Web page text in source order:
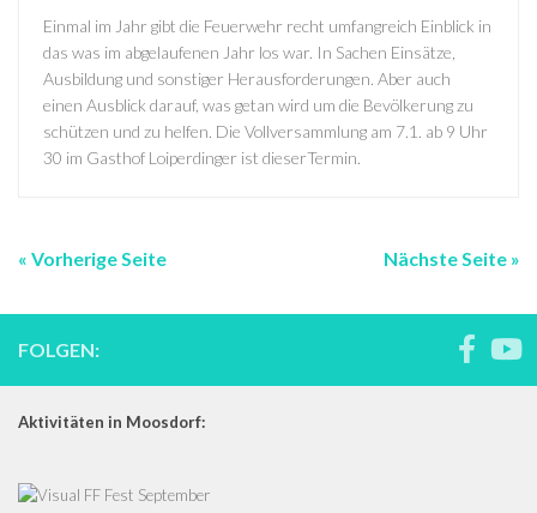
Einmal im Jahr gibt die Feuerwehr recht umfangreich Einblick in
das was im abgelaufenen Jahr los war. In Sachen Einsätze,
Ausbildung und sonstiger Herausforderungen. Aber auch
einen Ausblick darauf, was getan wird um die Bevölkerung zu
schützen und zu helfen. Die Vollversammlung am 7.1. ab 9 Uhr
30 im Gasthof Loiperdinger ist dieserTermin.
« Vorherige Seite Nächste Seite »
FOLGEN:
Aktivitäten in Moosdorf: